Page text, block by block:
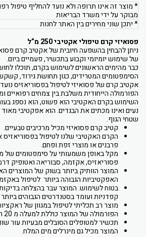
* מוצר זה אינו תרופה ולא נועד להחליף טיפול
מבוקר על ידי משרד הבריאות
* יתכן שוני מחירים בין האתר לחנות
פסואיזי קרם טיפולי אקטיבי 250 מ”ל
ניתן להבחין בהשפעה חיובית של אקטיב קרם
של שימוש יומיומי וקבוע בתכשיר, פעמיים ביום.
כבר מהימים הראשונים לשימוש בקרם, תוכלו
הסימפטומים המטרידים, כגון תחושת גירוד,
אקטיב קרם של פסואיזי לטיפול בפסוריאזיס
הפורמולה הייחודית משלבת בין צמחים רפואיים
השימוש בקרם האקטיבי הוא פשוט, הוא נספג
נעים ואינו מכתים את הבגדים. הוא אפקטיבי
שטחי הגוף.
קטיב קרם פסואיזי מכיל מרכיבים טבעיים.
הקרם האקטיבי שלנו לטיפול בפסוריאזיס
פרבנים או מוצרי זפת ופחם.
מקל באופן משמעותי על סימפטומים של
פסוריאזיס, אקזמה, סבוריאה ואטופיק
המוצר הוותיק ביותר בשוק של המוצרים
האפקטיביות הגבוהה ביותר לטיפול
בטוח לשימוש. המוצר עבר בהצלחה
קפדניות ועומד בסטנדרטים הגבוהים
מוצר רב תכליתי לטיפול במגוון של
הפורמולה של המוצר כוללת למעלה מ 20 רכיבים טבעיים.
תכשיר למטופלים הסובלים מבעיות עור
המוצר מכיל גם מינרלים מים המלח.